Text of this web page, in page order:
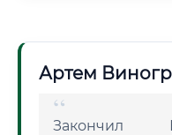
Артем
Закончил